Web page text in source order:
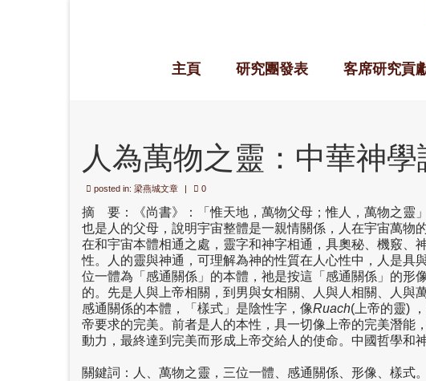
主頁 研究團發表 客席研究貢
人為萬物之靈：中華神
posted in: 梁燕城文章 | 0
摘 要：《尚書》：「惟天地，萬物父母；惟人，萬物之靈
也是人的父母，說明宇宙整體是一親情關係，人在宇宙萬物
在和宇宙本體相通之處，靈字和神字相通，具奧秘、機竅、
性。人的靈與神通，可理解為神的性質在人心性中，人是具
位一體為「感通關係」的本體，祂是按這「感通關係」的形
的。先是人與上帝相關，到男與女相關、人與人相關、人與
感通關係的本體，「樣式」是陰性字，像Ruach(上帝的靈)
帝要求的完美。前者是人的本性，具一切像上帝的完美潛能
動力，最終達到完美而形成上帝交給人的使命。中國哲學和
關鍵詞：人、萬物之靈，三位一體、感通關係、形像、樣式。